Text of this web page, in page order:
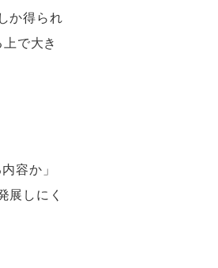
か得られ
で大き
容か」
展しにく